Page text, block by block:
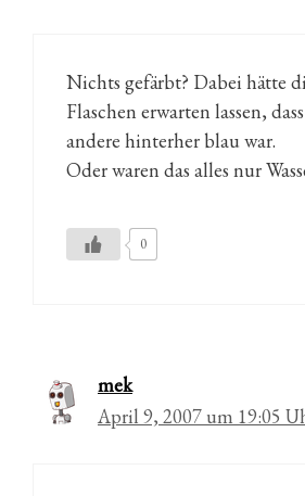
Nichts gefärbt? Dabei hätte
Flaschen erwarten lassen,
andere hinterher blau war.
Oder waren das alles nur
0
mek
April 9, 2007 um 19:05